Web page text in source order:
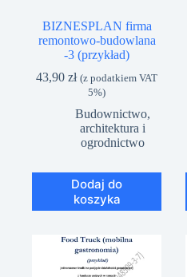
BIZNESPLAN firma
remontowo-budowlana
-3 (przykład)
43,90zł (z podatkiem VAT
5%)
Budownictwo,
architektura i
ogrodnictwo
Dodaj do
koszyka